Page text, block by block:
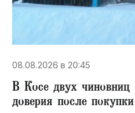
08.08.2026 в 20:45
В Косе двух чиновниц
доверия после